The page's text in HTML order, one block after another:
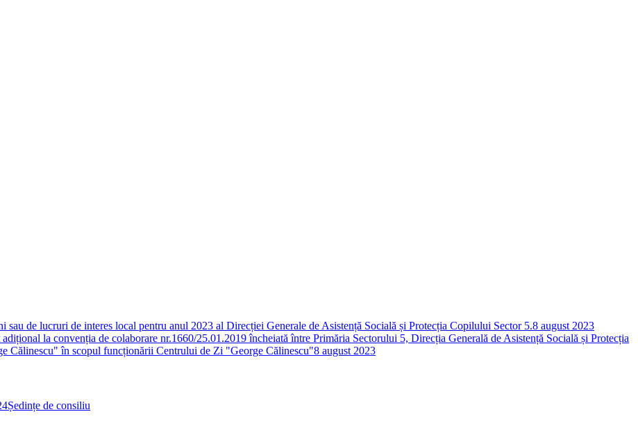
de lucruri de interes local pentru anul 2023 al Direcției Generale de Asistență Socială și Protecția Copilului Sector 5.8 august 2023
la convenția de colaborare nr.1660/25.01.2019 încheiată între Primăria Sectorului 5, Direcția Generală de Asistență Socială și Protecția
Călinescu" în scopul funcționării Centrului de Zi "George Călinescu"8 august 2023
Ședințe de consiliu